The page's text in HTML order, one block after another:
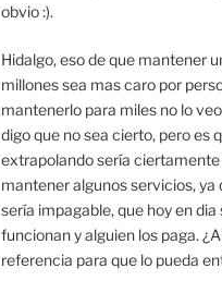
obvio :).
Hidalgo, eso de que mantener
millones sea mas caro por
mantenerlo para miles no lo
digo que no sea cierto, pero es
extrapolando sería
mantener algunos servicios, ya
sería impagable, que hoy en dia
funcionan y alguien los paga.
referencia para que lo pueda